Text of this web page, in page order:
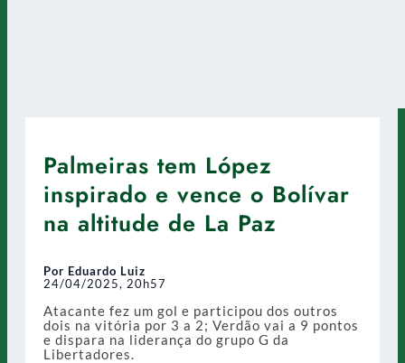
Palmeiras tem López
inspirado e vence o Bolívar
na altitude de La Paz
Por Eduardo Luiz
24/04/2025, 20h57
Atacante fez um gol e participou dos outros
dois na vitória por 3 a 2; Verdão vai a 9 pontos
e dispara na liderança do grupo G da
Libertadores.